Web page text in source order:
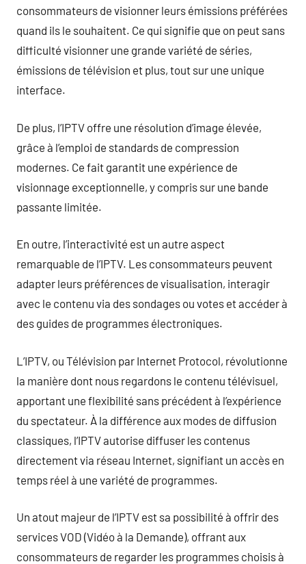
consommateurs de visionner leurs émissions préférées
quand ils le souhaitent. Ce qui signifie que on peut sans
difficulté visionner une grande variété de séries,
émissions de télévision et plus, tout sur une unique
interface.
De plus, l’IPTV offre une résolution d’image élevée,
grâce à l’emploi de standards de compression
modernes. Ce fait garantit une expérience de
visionnage exceptionnelle, y compris sur une bande
passante limitée.
En outre, l’interactivité est un autre aspect
remarquable de l’IPTV. Les consommateurs peuvent
adapter leurs préférences de visualisation, interagir
avec le contenu via des sondages ou votes et accéder à
des guides de programmes électroniques.
L’IPTV, ou Télévision par Internet Protocol, révolutionne
la manière dont nous regardons le contenu télévisuel,
apportant une flexibilité sans précédent à l’expérience
du spectateur. À la différence aux modes de diffusion
classiques, l’IPTV autorise diffuser les contenus
directement via réseau Internet, signifiant un accès en
temps réel à une variété de programmes.
Un atout majeur de l’IPTV est sa possibilité à offrir des
services VOD (Vidéo à la Demande), offrant aux
consommateurs de regarder les programmes choisis à